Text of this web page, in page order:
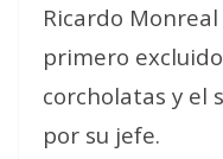
Ricardo
primero
corcholatas y el
por su jefe.